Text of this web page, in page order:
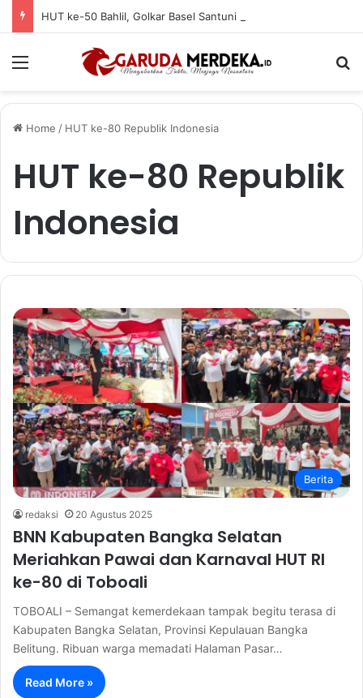
Menu
Home / HUT ke-80 Republik Indonesia
HUT ke-80 Republik
Indonesia
Berita
redaksi 20 Agustus 2025
BNN Kabupaten Bangka Selatan
Meriahkan Pawai dan Karnaval HUT RI
ke-80 di Toboali
TOBOALI – Semangat kemerdekaan tampak begitu terasa di
Kabupaten Bangka Selatan, Provinsi Kepulauan Bangka
Belitung. Ribuan warga memadati Halaman Pasar…
Read More »